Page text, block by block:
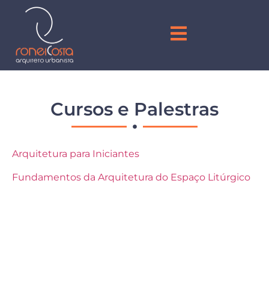
Cursos e Palestras
Arquitetura para Iniciantes
Fundamentos da Arquitetura do Espaço Litúrgico